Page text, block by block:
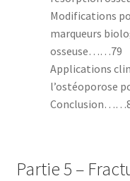
Modifications
marqueurs
osseuse……79
Applications
l’ostéoporose
Partie 5 –